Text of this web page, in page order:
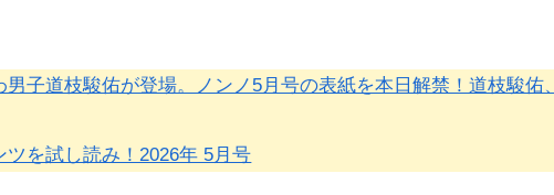
男子道枝駿佑が登場。ノンノ5月号の表紙を本日解禁！道枝駿
ツを試し読み！2026年 5月号